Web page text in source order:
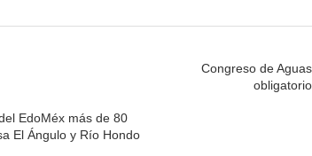
EdoMéx más de 80
El Ángulo y Río Hondo
Congreso de